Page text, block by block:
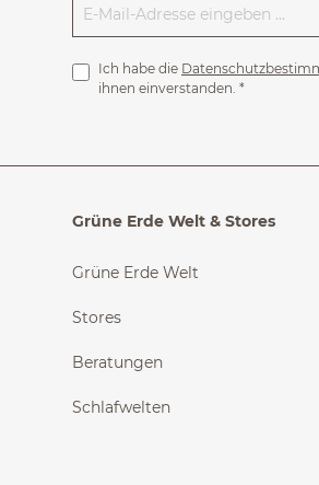
Ich habe die
ihnen einverstanden. *
Grüne Erde Welt & Stores
Grüne Erde Welt
Stores
Beratungen
Schlafwelten